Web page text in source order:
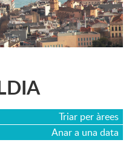
> 29-02-2024
Triar per àrees
Anar a una data